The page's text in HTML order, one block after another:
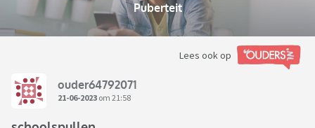
Puberteit
Lees ook op
ouder64792071
21-06-2023 om 21:58